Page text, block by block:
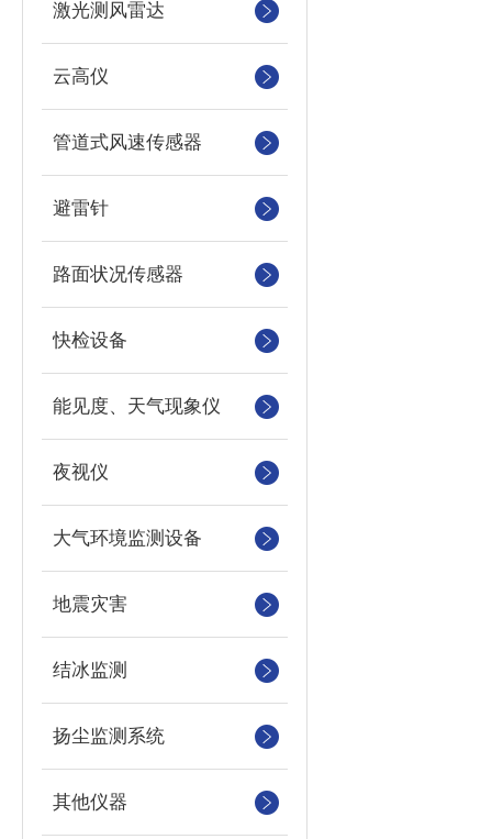
激光测风雷达
云高仪
管道式风速传感器
避雷针
路面状况传感器
快检设备
能见度、天气现象仪
夜视仪
大气环境监测设备
地震灾害
结冰监测
扬尘监测系统
其他仪器